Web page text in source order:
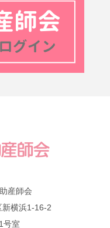
産師会
横浜1-16-2
号室